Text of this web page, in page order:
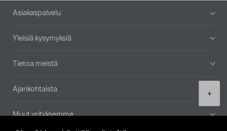
+
Alatunniste
Asiakaspalvelu
Yleisiä kysymyksiä
Tietoa meistä
Ajankohtaista
Muut yrityksemme